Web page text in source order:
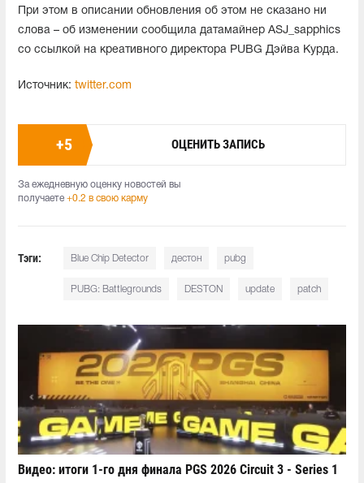
При этом в описании обновления об этом не сказано ни
слова – об изменении сообщила датамайнер ASJ_sapphics
со ссылкой на креативного директора PUBG Дэйва Курда.
Источник: twitter.com
+5 ОЦЕНИТЬ ЗАПИСЬ
За ежедневную оценку новостей вы
получаете +0.2 в свою карму
Тэги: Blue Chip Detector дестон pubg
PUBG: Battlegrounds DESTON update patch
Видео: итоги 1-го дня финала PGS 2026 Circuit 3 - Series 1